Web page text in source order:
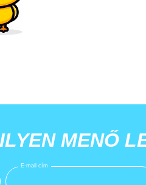
MENŐ
E-mail cím